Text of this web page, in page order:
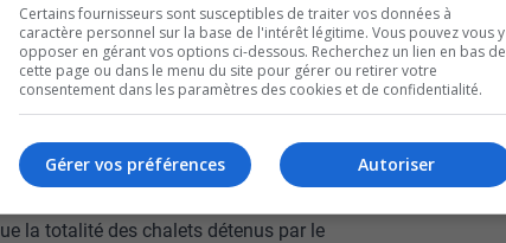
a augmenté ses ressources à la Mine
Ressources Cartier est ailleurs maintenant,
la direction, Philippe Cloutier.
Garant, il y a une pourvoirie, au lac
la totalité des chalets détenus par le
Certains fournisseurs sont susceptibles de traiter vos données à
caractère personnel sur la base de l'intérêt légitime. Vous pouvez vous y
opposer en gérant vos options ci-dessous. Recherchez un lien en bas de
cette page ou dans le menu du site pour gérer ou retirer votre
consentement dans les paramètres des cookies et de confidentialité.
Autoriser
Gérer vos préférences